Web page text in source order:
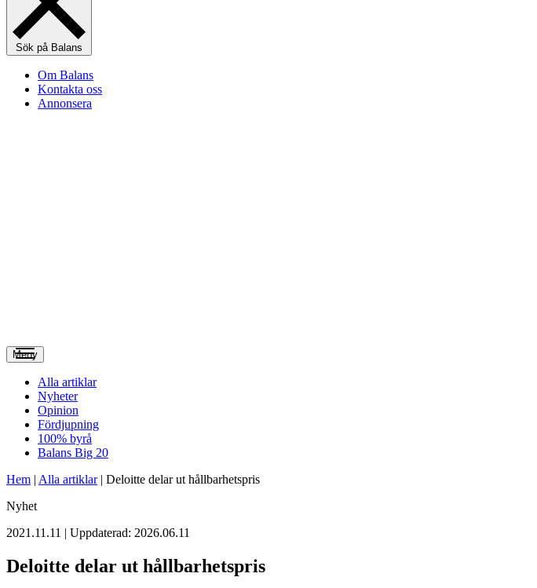
Sök på Balans
Om Balans
Kontakta oss
Annonsera
Meny
Alla artiklar
Nyheter
Opinion
Fördjupning
100% byrå
Balans Big 20
Hem | Alla artiklar| Deloitte delar ut hållbarhetspris
Nyhet
2021.11.11 | Uppdaterad: 2026.06.11
Deloitte delar ut hållbarhetspris